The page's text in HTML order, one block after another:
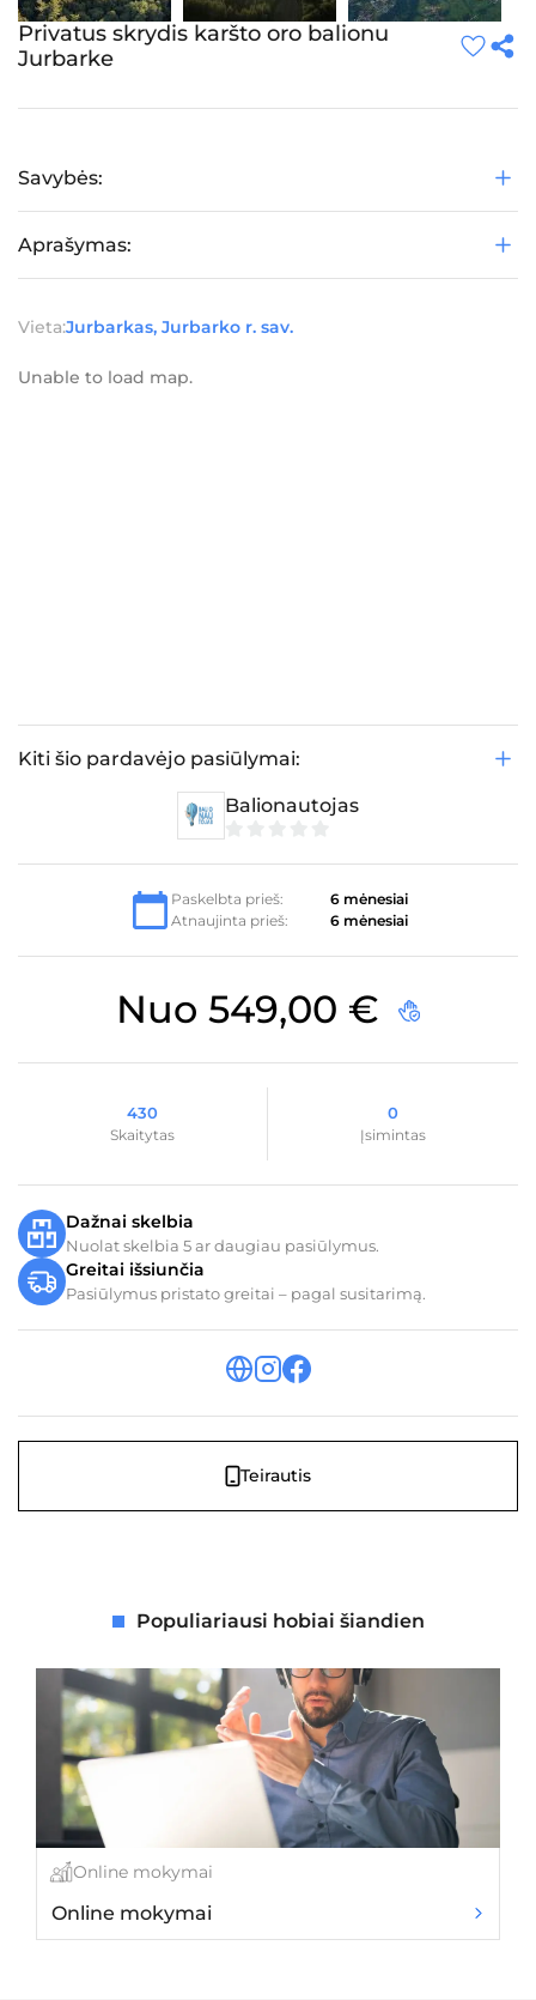
Privatus skrydis karšto oro balionu
Jurbarke
Savybės:
Aprašymas:
Vieta:Jurbarkas, Jurbarko r. sav.
Unable to load map.
Kiti šio pardavėjo pasiūlymai:
Balionautojas
iš
5
Paskelbta prieš:
6 mėnesiai
Atnaujinta prieš:
6 mėnesiai
Nuo 549,00 €
430
Skaitytas
0
Įsimintas
Dažnai skelbia
Nuolat skelbia 5 ar daugiau pasiūlymus.
Greitai išsiunčia
Pasiūlymus pristato greitai – pagal susitarimą.
Teirautis
Populiariausi hobiai šiandien
Online mokymai
Online mokymai